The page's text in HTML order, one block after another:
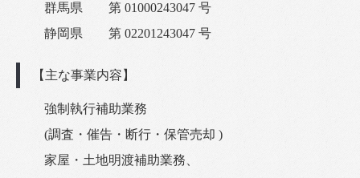
群馬県 第 01000243047 号
静岡県 第 02201243047 号
【主な事業内容】
強制執行補助業務
(調査・催告・断行・保管売却 )
家屋・土地明渡補助業務、